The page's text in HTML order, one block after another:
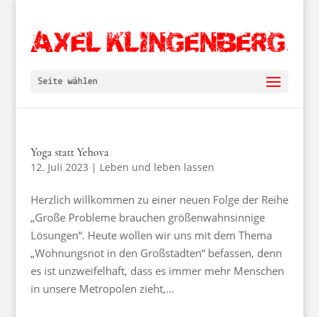
Seite wählen
Yoga statt Yehova
12. Juli 2023 | Leben und leben lassen
Herzlich willkommen zu einer neuen Folge der Reihe
„Große Probleme brauchen größenwahnsinnige
Lösungen“. Heute wollen wir uns mit dem Thema
„Wohnungsnot in den Großstädten“ befassen, denn
es ist unzweifelhaft, dass es immer mehr Menschen
in unsere Metropolen zieht,...